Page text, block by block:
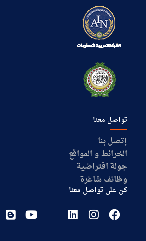
تواصل معنا
إتصل بنا
الخرائط و المواقع
جولة افتراضية
وظائف شاغرة
كن على تواصل معنا